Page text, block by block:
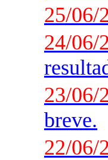
25/06/
24/06/
23/06/
breve.
22/06/